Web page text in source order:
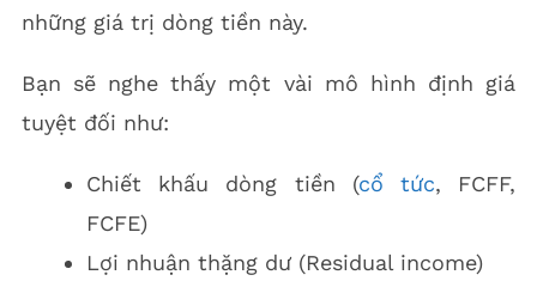
những giá trị dòng tiền này.
Bạn sẽ nghe thấy một vài mô hình định giá
tuyệt đối như:
Chiết khấu dòng tiền (cổ tức, FCFF,
FCFE)
Lợi nhuận thặng dư (Residual income)